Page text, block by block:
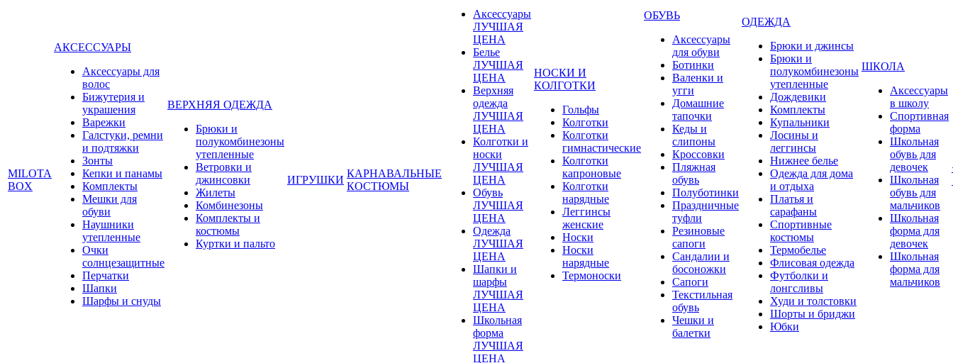
MILOTA
BOX
АКСЕССУАРЫ
Аксессуары для
волос
Бижутерия и
украшения
Варежки
Галстуки, ремни
и подтяжки
Зонты
Кепки и панамы
Комплекты
Мешки для
обуви
Наушники
утепленные
Очки
солнцезащитные
Перчатки
Шапки
Шарфы и снуды
ВЕРХНЯЯ ОДЕЖДА
Брюки и
полукомбинезоны
утепленные
Ветровки и
джинсовки
Жилеты
Комбинезоны
Комплекты и
костюмы
Куртки и пальто
ИГРУШКИ
КАРНАВАЛЬНЫЕ
КОСТЮМЫ
Аксессуары
ЛУЧШАЯ
ЦЕНА
Белье
ЛУЧШАЯ
ЦЕНА
Верхняя
одежда
ЛУЧШАЯ
ЦЕНА
Колготки и
носки
ЛУЧШАЯ
ЦЕНА
Обувь
ЛУЧШАЯ
ЦЕНА
Одежда
ЛУЧШАЯ
ЦЕНА
Шапки и
шарфы
ЛУЧШАЯ
ЦЕНА
Школьная
форма
ЛУЧШАЯ
ЦЕНА
НОСКИ И
КОЛГОТКИ
Гольфы
Колготки
Колготки
гимнастические
Колготки
капроновые
Колготки
нарядные
Леггинсы
женские
Носки
Носки
нарядные
Термоноски
ОБУВЬ
Аксессуары
для обуви
Ботинки
Валенки и
угги
Домашние
тапочки
Кеды и
слипоны
Кроссовки
Пляжная
обувь
Полуботинки
Праздничные
туфли
Резиновые
сапоги
Сандалии и
босоножки
Сапоги
Текстильная
обувь
Чешки и
балетки
ОДЕЖДА
Брюки и джинсы
Брюки и
полукомбинезоны
утепленные
Дождевики
Комплекты
Купальники
Лосины и
леггинсы
Нижнее белье
Одежда для дома
и отдыха
Платья и
сарафаны
Спортивные
костюмы
Термобелье
Флисовая одежда
Футболки и
лонгсливы
Худи и толстовки
Шорты и бриджи
Юбки
ШКОЛА
Аксессуары
в школу
Спортивная
форма
Школьная
обувь для
девочек
Школьная
обувь для
мальчиков
Школьная
форма для
девочек
Школьная
форма для
мальчиков